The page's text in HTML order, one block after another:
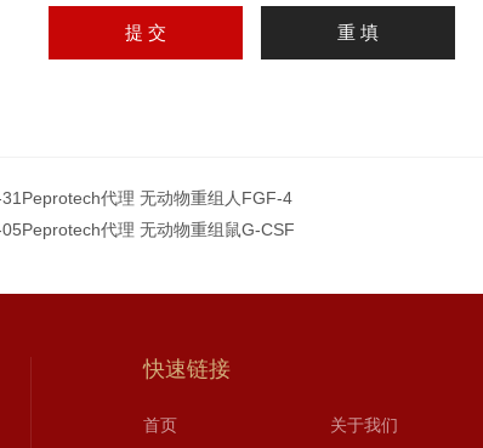
代理 无动物重组人FGF-4
代理 无动物重组鼠G-CSF
快速链接
首页 关于我们